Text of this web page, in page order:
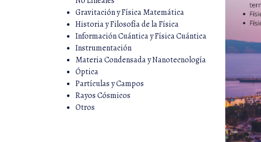
Gravitación y Física Matemática
Historia y Filosofía de la Física
Información Cuántica y Física Cuántica
Instrumentación
Materia Condensada y Nanotecnología
Óptica
Partículas y Campos
Rayos Cósmicos
Otros